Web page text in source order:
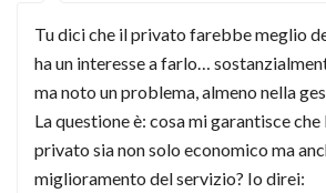
Tu dici che il privato farebbe meglio
ha un interesse a farlo…
ma noto un problema, almeno nella
La questione è: cosa mi garantisce che
privato sia non solo economico ma
miglioramento del servizio? Io direi: